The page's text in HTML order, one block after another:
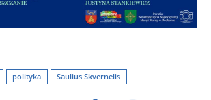
polityka Saulius Skvernelis